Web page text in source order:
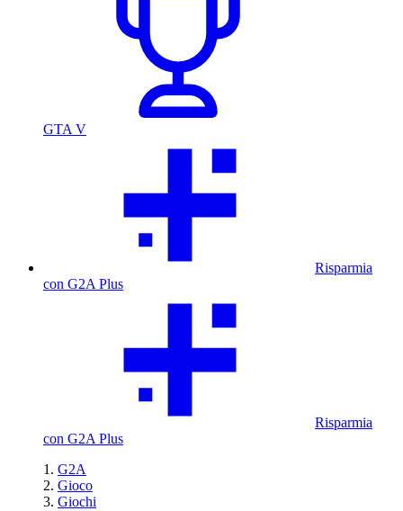
GTA V
Risparmia
con G2A Plus
Risparmia
con G2A Plus
G2A
Gioco
Giochi